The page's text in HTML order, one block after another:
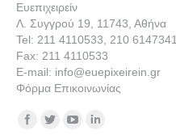
Ευεπιχειρείν
Λ. Συγγρού 19, 11743, Αθήνα
Tel: 211 4110533, 210 6147341,
Fax: 211 4110533
E-mail: info@euepixeirein.gr
Φόρμα Επικοινωνίας
Find us on: